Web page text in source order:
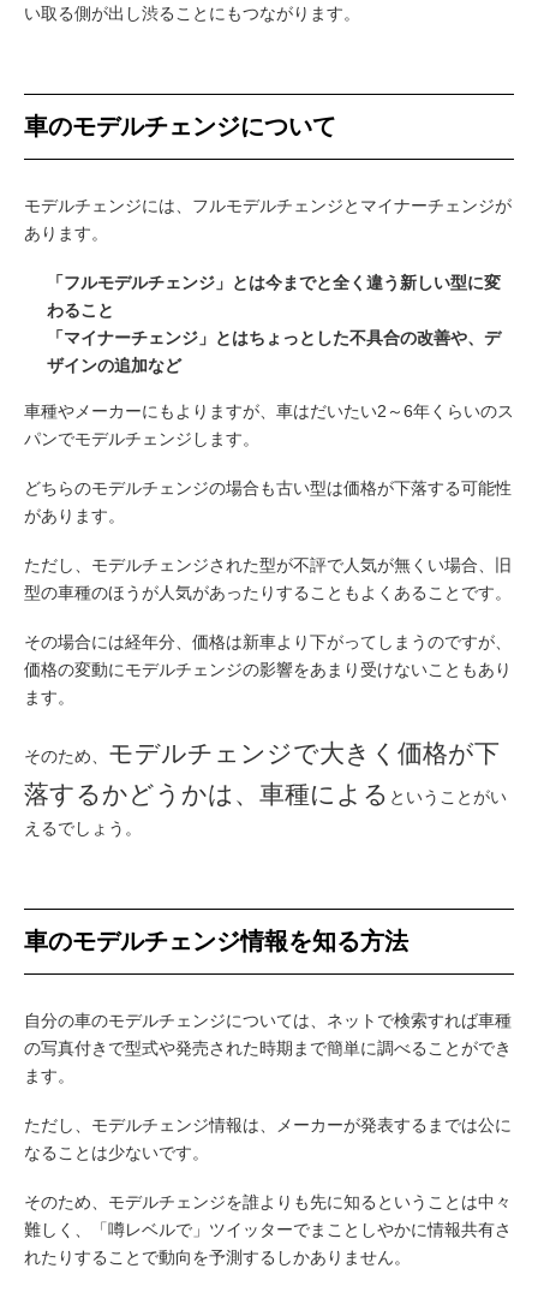
い取る側が出し渋ることにもつながります。
車のモデルチェンジについて
モデルチェンジには、フルモデルチェンジとマイナーチェンジが
あります。
「フルモデルチェンジ」とは今までと全く違う新しい型に変
わること
「マイナーチェンジ」とはちょっとした不具合の改善や、デ
ザインの追加など
車種やメーカーにもよりますが、車はだいたい2～6年くらいのス
パンでモデルチェンジします。
どちらのモデルチェンジの場合も古い型は価格が下落する可能性
があります。
ただし、モデルチェンジされた型が不評で人気が無くい場合、旧
型の車種のほうが人気があったりすることもよくあることです。
その場合には経年分、価格は新車より下がってしまうのですが、
価格の変動にモデルチェンジの影響をあまり受けないこともあり
ます。
そのため、 モデルチェンジで大きく価格が下
落するかどうかは、車種による ということがい
えるでしょう。
車のモデルチェンジ情報を知る方法
自分の車のモデルチェンジについては、ネットで検索すれば車種
の写真付きで型式や発売された時期まで簡単に調べることができ
ます。
ただし、モデルチェンジ情報は、メーカーが発表するまでは公に
なることは少ないです。
そのため、モデルチェンジを誰よりも先に知るということは中々
難しく、「噂レベルで」ツイッターでまことしやかに情報共有さ
れたりすることで動向を予測するしかありません。